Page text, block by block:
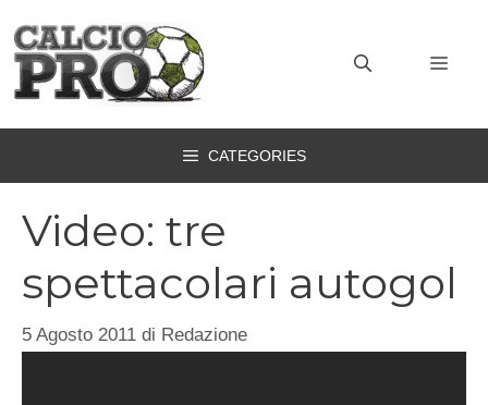
contenuto
CATEGORIES
Video: tre
spettacolari autogol
5 Agosto 2011 di Redazione